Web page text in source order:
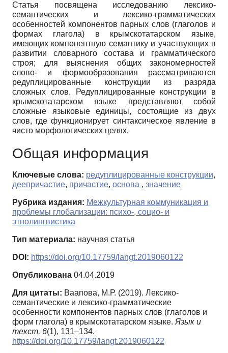
Статья посвящена исследованию лексико-
семантических и лексико-грамматических
особенностей компонентов парных слов (глаголов и
формах глагола) в крымскотатарском языке,
имеющих компонентную семантику и участвующих в
развитии словарного состава и грамматического
строя; для выяснения общих закономерностей
слово- и формообразования рассматриваются
редуплицированные конструкции из разряда
сложных слов. Редуплицированные конструкции в
крымскотатарском языке представляют собой
сложные языковые единицы, состоящие из двух
слов, где функционирует синтаксическое явление в
чисто морфологических целях.
Общая информация
Ключевые слова: редуплицированные конструкции,
деепричастие, причастие, основа , значение
Рубрика издания: Межкультурная коммуникация и
проблемы глобализации: психо-, социо- и
этнолингвистика
Тип материала: научная статья
DOI: https://doi.org/10.17759/langt.2019060122
Опубликована 04.04.2019
Для цитаты: Ваапова, М.Р. (2019). Лексико-
семантические и лексико-грамматические
особенности компонентов парных слов (глаголов и
форм глагола) в крымскотатарском языке. Язык и
текст, 6(1), 131–134.
https://doi.org/10.17759/langt.2019060122